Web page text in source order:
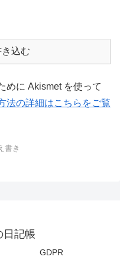
込む
めに Akismet を使って
法の詳細はこちらをご覧
書き
日記帳
GDPR